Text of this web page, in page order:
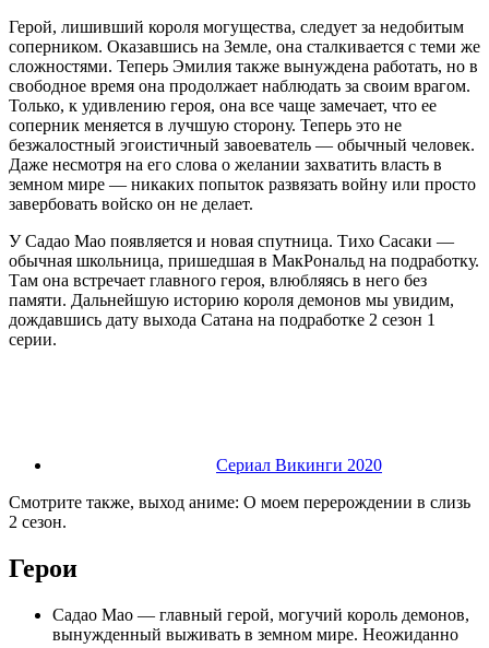
Герой, лишивший короля могущества, следует за недобитым
соперником. Оказавшись на Земле, она сталкивается с теми же
сложностями. Теперь Эмилия также вынуждена работать, но в
свободное время она продолжает наблюдать за своим врагом.
Только, к удивлению героя, она все чаще замечает, что ее
соперник меняется в лучшую сторону. Теперь это не
безжалостный эгоистичный завоеватель — обычный человек.
Даже несмотря на его слова о желании захватить власть в
земном мире — никаких попыток развязать войну или просто
завербовать войско он не делает.
У Садао Мао появляется и новая спутница. Тихо Сасаки —
обычная школьница, пришедшая в МакРональд на подработку.
Там она встречает главного героя, влюбляясь в него без
памяти. Дальнейшую историю короля демонов мы увидим,
дождавшись дату выхода Сатана на подработке 2 сезон 1
серии.
Сериал Викинги 2020
Смотрите также, выход аниме: О моем перерождении в слизь
2 сезон.
Герои
Садао Мао — главный герой, могучий король демонов,
вынужденный выживать в земном мире. Неожиданно